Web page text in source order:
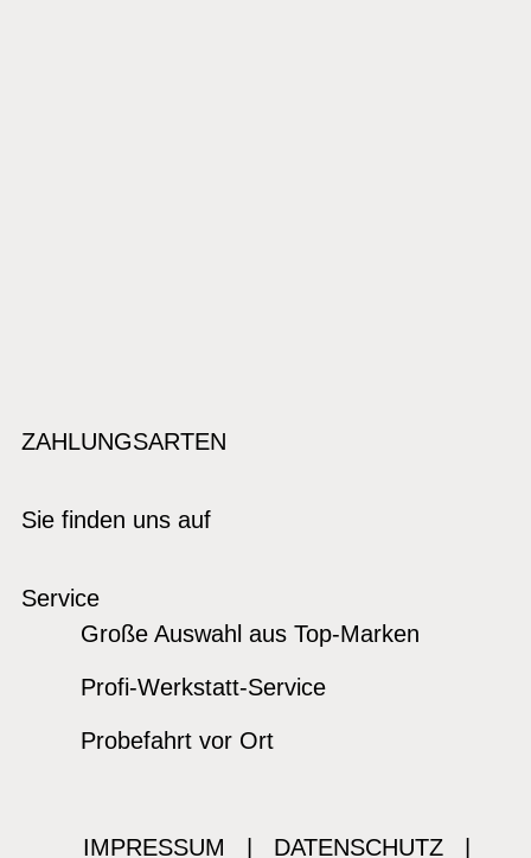
ZAHLUNGSARTEN
Sie finden uns auf
Service
Große Auswahl aus Top-Marken
Profi-Werkstatt-Service
Probefahrt vor Ort
IMPRESSUM DATENSCHUTZ